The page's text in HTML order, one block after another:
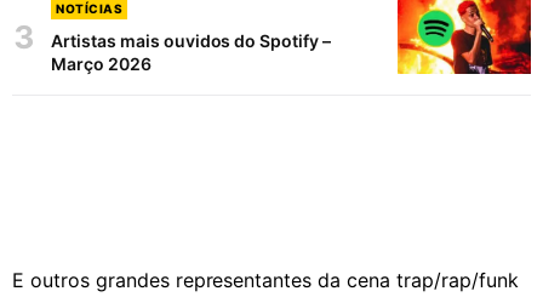
3
NOTÍCIAS
Artistas mais ouvidos do Spotify –
Março 2026
E outros grandes representantes da cena trap/rap/funk